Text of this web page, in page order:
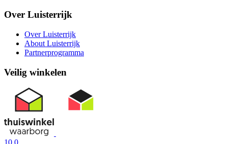
Over Luisterrijk
Over Luisterrijk
About Luisterrijk
Partnerprogramma
Veilig winkelen